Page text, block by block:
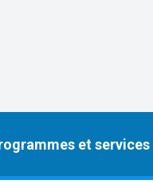
et services